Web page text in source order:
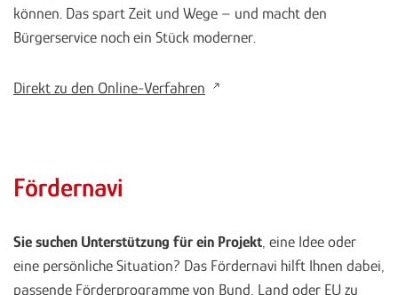
können. Das spart Zeit und Wege – und macht den
Bürgerservice noch ein Stück moderner.
Direkt zu den Online-Verfahren
Fördernavi
Sie suchen Unterstützung für ein Projekt, eine Idee oder
eine persönliche Situation? Das Fördernavi hilft Ihnen dabei,
passende Förderprogramme von Bund, Land oder EU zu